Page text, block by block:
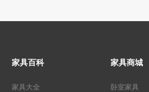
家具百科
家具大全
家具商城
卧室家具